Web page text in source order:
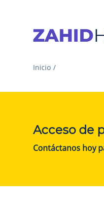
Inicio
Acceso de
Contáctanos hoy